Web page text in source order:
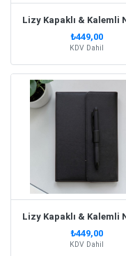
₺449,00
KDV Dahil
₺449,00
KDV Dahil